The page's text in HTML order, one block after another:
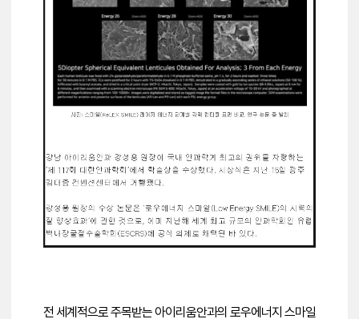
전 세계적으로 주목받는아이리움안과의 로우에너지 스마일